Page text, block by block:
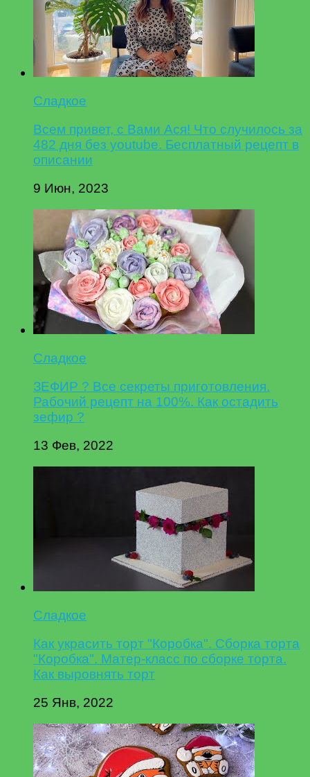
Сладкое
Всем привет, с Вами Ася! Что случилось за
482 дня без youtube. Бесплатный рецепт в
описании
9 Июн, 2023
Сладкое
ЗЕФИР ? Все секреты приготовления.
Рабочий рецепт на 100%. Как остадить
зефир ?
13 Фев, 2022
Сладкое
Как украсить торт "Коробка". Сборка торта
"Коробка". Матер-класс по сборке торта.
Как выровнять торт
25 Янв, 2022